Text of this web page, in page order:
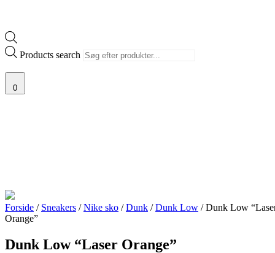
Products search
0
Forside / Sneakers /Nike sko /Dunk /Dunk Low / Dunk Low
Orange”
Dunk Low “Laser Orange”